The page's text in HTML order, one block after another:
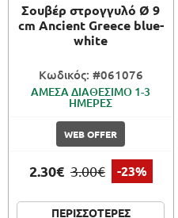
Σουβέρ στρογγυλό Ø 9
cm Ancient Greece blue-
white
Κωδικός: #061076
ΑΜΕΣΑ ΔΙΑΘΕΣΙΜΟ 1-3
ΗΜΕΡΕΣ
WEB OFFER
2.30€ 3.00€ -23%
ΠΕΡΙΣΣΟΤΕΡΕΣ